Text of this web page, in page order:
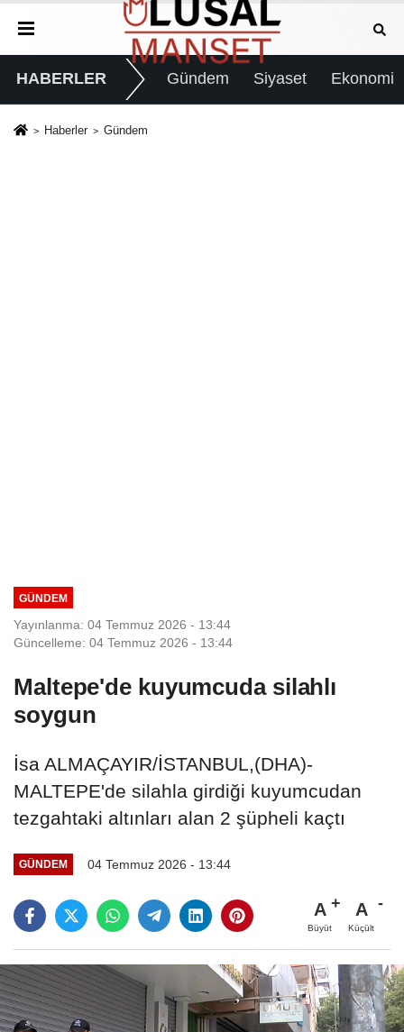
HABERLER Gündem Siyaset Ekonomi
Haberler Gündem
GÜNDEM
Yayınlanma: 04 Temmuz 2026 - 13:44
Güncelleme: 04 Temmuz 2026 - 13:44
Maltepe'de kuyumcuda silahlı
soygun
İsa ALMAÇAYIR/İSTANBUL,(DHA)-
MALTEPE'de silahla girdiği kuyumcudan
tezgahtaki altınları alan 2 şüpheli kaçtı
GÜNDEM 04 Temmuz 2026 - 13:44
A
Büyüt
A
Küçült